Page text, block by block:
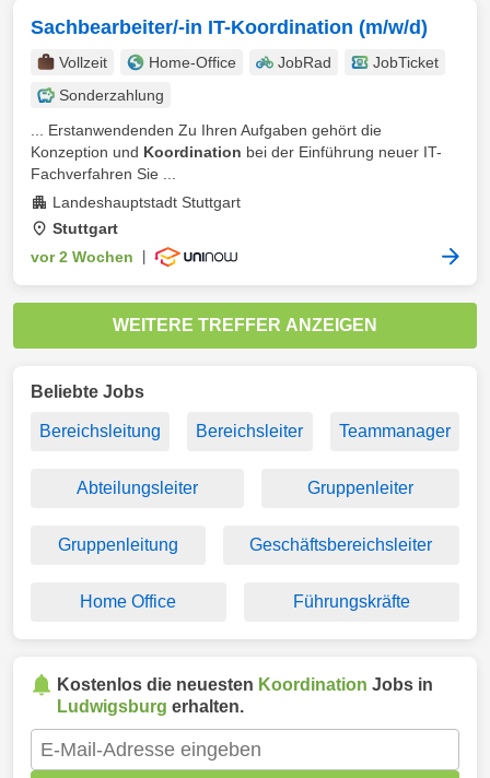
Sachbearbeiter/-in IT-Koordination (m/w/d)
Vollzeit Home-Office JobRad
JobTicket
Sonderzahlung
... Erstanwendenden Zu Ihren Aufgaben gehört die
Konzeption und Koordination bei der Einführung neuer IT-
Fachverfahren Sie ...
Landeshauptstadt Stuttgart
Stuttgart
vor 2 Wochen
WEITERE TREFFER ANZEIGEN
Beliebte Jobs
Bereichsleitung Bereichsleiter Teammanager
Abteilungsleiter Gruppenleiter
Gruppenleitung Geschäftsbereichsleiter
Home Office Führungskräfte
Kostenlos die neuesten Koordination Jobs in
Ludwigsburg erhalten.